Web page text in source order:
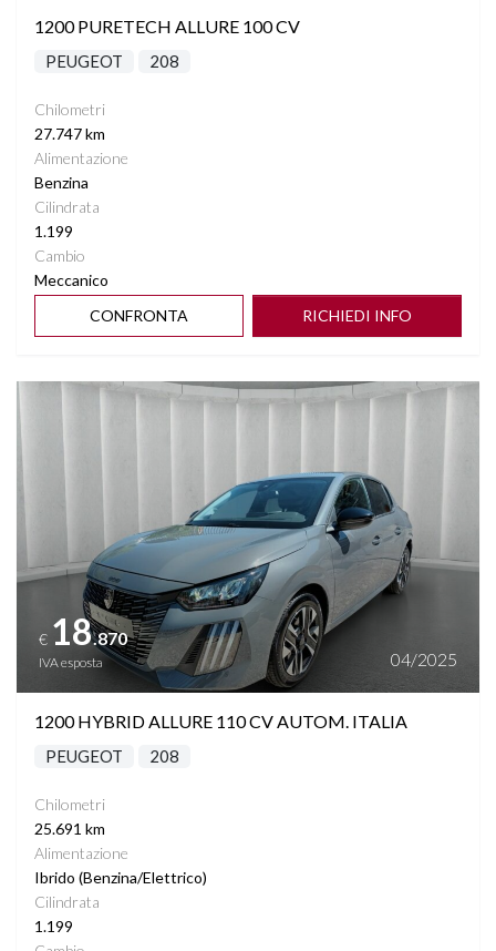
1200 PURETECH ALLURE 100 CV
PEUGEOT 208
Chilometri
27.747 km
Alimentazione
Benzina
Cilindrata
1.199
Cambio
Meccanico
CONFRONTA
RICHIEDI INFO
Vedi dettagli
€ 18.870
IVA esposta 04/2025
1200 HYBRID ALLURE 110 CV AUTOM. ITALIA
PEUGEOT 208
Chilometri
25.691 km
Alimentazione
Ibrido (Benzina/Elettrico)
Cilindrata
1.199